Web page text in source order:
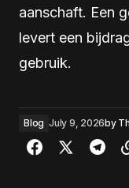
aanschaft. Een
levert een
gebruik.
Blog July 9, 2026by